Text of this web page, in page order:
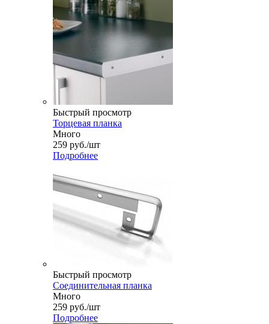
Быстрый просмотр
Торцевая планка
Много
259 руб./шт
Подробнее
Быстрый просмотр
Соединительная планка
Много
259 руб./шт
Подробнее